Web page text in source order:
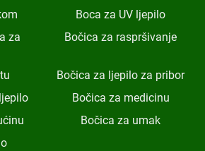
Boca za UV ljepilo
za
Bočica za raspršivanje
Bočica za ljepilo za pribor
Bočica za medicinu
Bočica za umak